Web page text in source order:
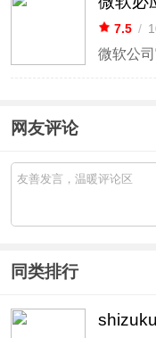
7.5 /
网友评论
同类排行